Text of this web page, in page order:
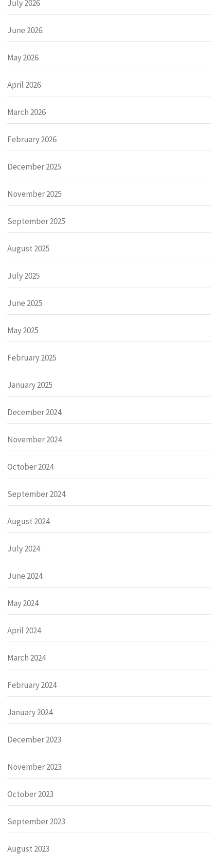
July 2026
June 2026
May 2026
April 2026
March 2026
February 2026
December 2025
November 2025
September 2025
August 2025
July 2025
June 2025
May 2025
February 2025
January 2025
December 2024
November 2024
October 2024
September 2024
August 2024
July 2024
June 2024
May 2024
April 2024
March 2024
February 2024
January 2024
December 2023
November 2023
October 2023
September 2023
August 2023